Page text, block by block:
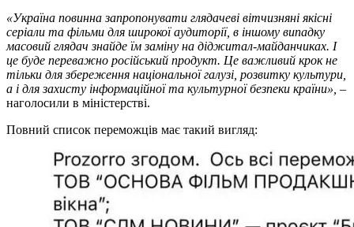
«Україна повинна запропонувати глядачеві вітчизняні якісні
серіали та фільми для широкої аудиторії, в іншому випадку
масовий глядач знайде їм заміну на діджитал-майданчиках. І
це буде переважно російський продукт. Це важливий крок не
тільки для збереження національної галузі, розвитку культури,
а і для захисту інформаційної та культурної безпеки країни», –
наголосили в міністерстві.
Повний список переможців має такий вигляд: